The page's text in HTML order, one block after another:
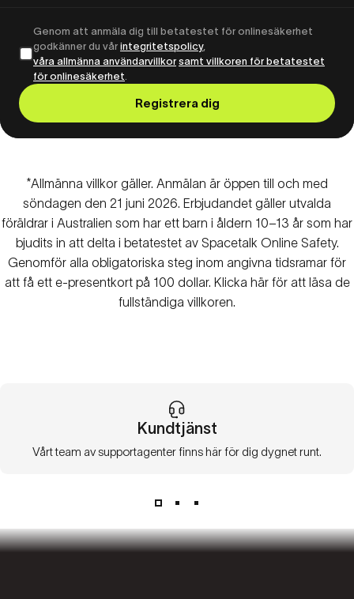
Genom att anmäla dig till betatestet för onlinesäkerhet
godkänner du vår integritetspolicy,
våra allmänna användarvillkor samt villkoren för betatestet
för onlinesäkerhet
Registrera dig
*Allmänna villkor gäller. Anmälan är öppen till och med
söndagen den 21 juni 2026. Erbjudandet gäller utvalda
föräldrar i Australien som har ett barn i åldern 10–13 år som har
bjudits in att delta i betatestet av Spacetalk Online Safety.
Genomför alla obligatoriska steg inom angivna tidsramar för
att få ett e-presentkort på 100 dollar. Klicka härför att läsa de
fullständiga villkoren.
Kundtjänst
Vårt team av supportagenter finns här för dig dygnet runt.